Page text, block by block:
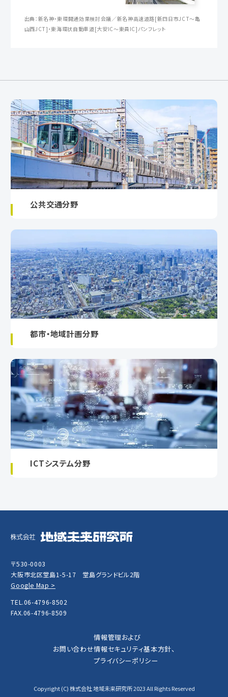
出典：新名神・東環開通効果検討会議／新名神高速道路[新四日市JCT～亀
山西JCT]・東海環状自動車道[大安IC～東員IC]パンフレット
公共交通分野
都市・地域計画分野
ICTシステム分野
〒530-0003
大阪市北区堂島1-5-17 堂島グランドビル2階
Google Map >
TEL.06-4796-8502
FAX.06-4796-8509
お問い合わせ
情報管理および
情報セキュリティ基本方針、
プライバシーポリシー
Copyright (C) 株式会社 地域未来研究所 2023 All Rights Reserved